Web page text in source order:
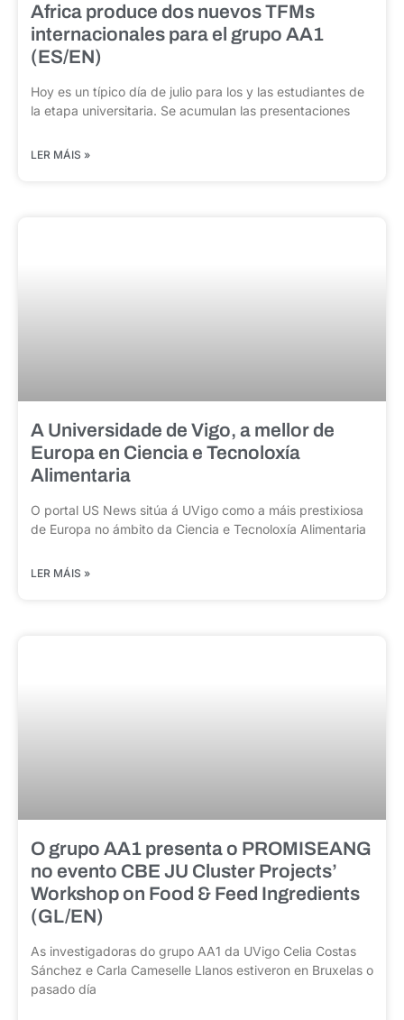
Africa produce dos nuevos TFMs
internacionales para el grupo AA1
(ES/EN)
Hoy es un típico día de julio para los y las estudiantes de
la etapa universitaria. Se acumulan las presentaciones
LER MÁIS »
A Universidade de Vigo, a mellor de
Europa en Ciencia e Tecnoloxía
Alimentaria
O portal US News sitúa á UVigo como a máis prestixiosa
de Europa no ámbito da Ciencia e Tecnoloxía Alimentaria
LER MÁIS »
O grupo AA1 presenta o PROMISEANG
no evento CBE JU Cluster Projects’
Workshop on Food & Feed Ingredients
(GL/EN)
As investigadoras do grupo AA1 da UVigo Celia Costas
Sánchez e Carla Cameselle Llanos estiveron en Bruxelas o
pasado día